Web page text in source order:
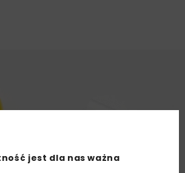
jest dla nas ważna